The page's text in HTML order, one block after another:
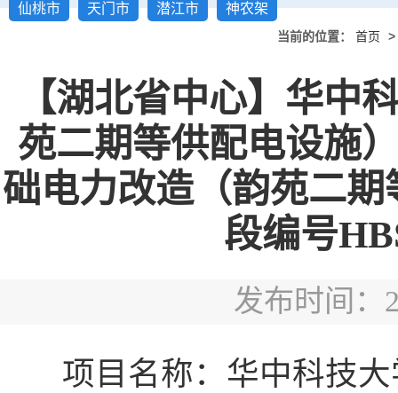
仙桃市
天门市 潜江市 神农架
当前的位置： 首页 >
【湖北省中心】华中
苑二期等供配电设施
础电力改造（韵苑二
段编号
发布时间：
项目名称：华中科技